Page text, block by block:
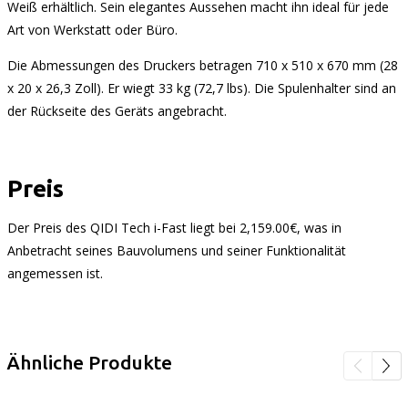
Weiß erhältlich. Sein elegantes Aussehen macht ihn ideal für jede
Art von Werkstatt oder Büro.
Die Abmessungen des Druckers betragen 710 x 510 x 670 mm (28
x 20 x 26,3 Zoll). Er wiegt 33 kg (72,7 lbs). Die Spulenhalter sind an
der Rückseite des Geräts angebracht.
Preis
Der Preis des QIDI Tech i-Fast liegt bei 2,159.00€, was in
Anbetracht seines Bauvolumens und seiner Funktionalität
angemessen ist.
Ähnliche Produkte